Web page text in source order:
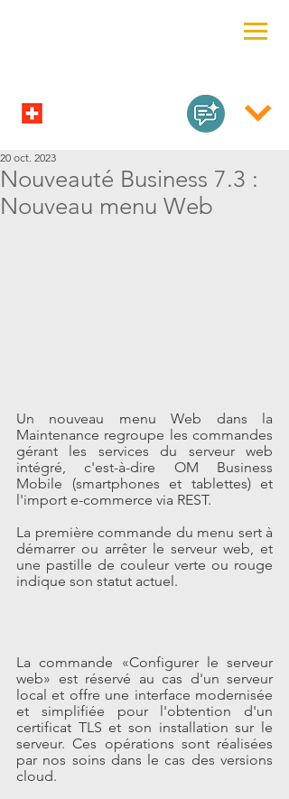
Nouveauté Business 7.3 :
Nouveau menu Web
20 oct. 2023
Un nouveau menu Web dans la
Maintenance regroupe les commandes
gérant les services du serveur web
intégré, c'est-à-dire OM Business
Mobile (smartphones et tablettes) et
l'import e-commerce via REST.
La première commande du menu sert à
démarrer ou arrêter le serveur web, et
une pastille de couleur verte ou rouge
indique son statut actuel.
La commande «Configurer le serveur
web» est réservé au cas d'un serveur
local et offre une interface modernisée
et simplifiée pour l'obtention d'un
certificat TLS et son installation sur le
serveur. Ces opérations sont réalisées
par nos soins dans le cas des versions
cloud.